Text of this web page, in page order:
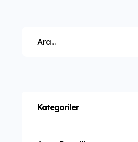
dolore magna aliqua
Kategoriler